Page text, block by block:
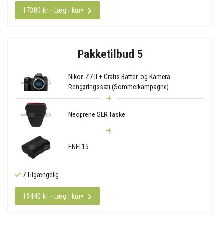
17380 kr - Læg i kurv
Pakketilbud 5
Nikon Z7 II + Gratis Batteri og Kamera
Rengøringssæt (Sommerkampagne)
Neoprene SLR Taske
ENEL15
7 Tilgængelig
15440 kr - Læg i kurv